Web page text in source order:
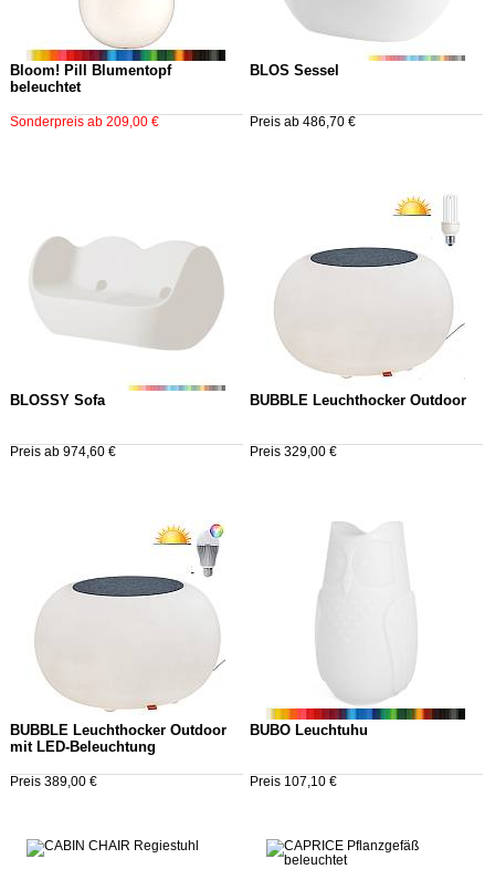
Bloom! Pill Blumentopf
beleuchtet
Sonderpreis ab 209,00 €
BLOS Sessel
Preis ab 486,70 €
BLOSSY Sofa
Preis ab 974,60 €
BUBBLE Leuchthocker Outdoor
Preis 329,00 €
BUBBLE Leuchthocker Outdoor
mit LED-Beleuchtung
Preis 389,00 €
BUBO Leuchtuhu
Preis 107,10 €